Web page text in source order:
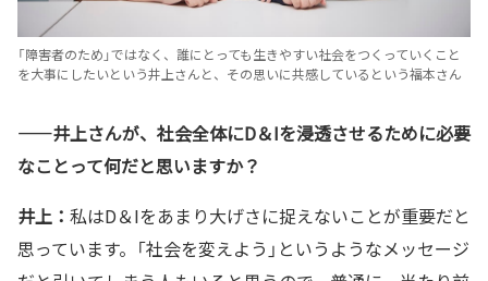
「障害者のため」ではなく、誰にとっても生きやすい社会をつくっていくこと
を大事にしたいという井上さんと、その思いに共感しているという福本さん
——井上さんが、社会全体にD＆Iを浸透させるために必要
なことって何だと思いますか？
井上： 私はD＆Iをあまり大げさに捉えないことが重要だと
思っています。「社会を変えよう」というようなメッセージ